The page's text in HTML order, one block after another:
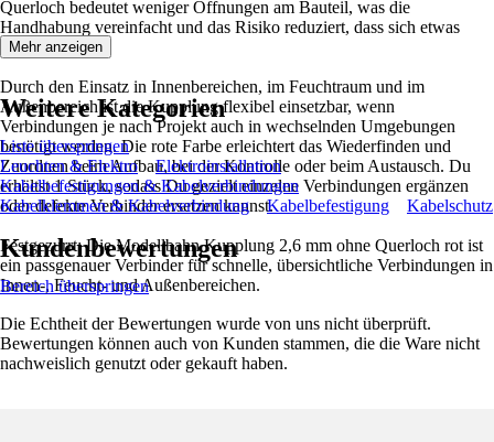
Querloch bedeutet weniger Öffnungen am Bauteil, was die
Handhabung vereinfacht und das Risiko reduziert, dass sich etwas
verhakt.
Durch den Einsatz in Innenbereichen, im Feuchtraum und im
Außenbereich ist die Kupplung flexibel einsetzbar, wenn
Verbindungen je nach Projekt auch in wechselnden Umgebungen
benötigt werden. Die rote Farbe erleichtert das Wiederfinden und
Zuordnen beim Aufbau, bei der Kontrolle oder beim Austausch. Du
erhältst 1 Stück, sodass Du gezielt einzelne Verbindungen ergänzen
oder defekte Verbinder ersetzen kannst.
Festgezurrt: Die Modellbahn Kupplung 2,6 mm ohne Querloch rot ist
ein passgenauer Verbinder für schnelle, übersichtliche Verbindungen in
Innen-, Feucht- und Außenbereichen.
Mehr anzeigen
Weitere Kategorien
Liste überspringen
Leuchten & Elektro
Elektroinstallation
Kabelbefestigungen & Kabelverbindungen
Kabelklemmen & Kabelverbindung
Kabelbefestigung Kabelschutz
Kundenbewertungen
Bereich überspringen
Die Echtheit der Bewertungen wurde von uns nicht überprüft.
Bewertungen können auch von Kunden stammen, die die Ware nicht
nachweislich genutzt oder gekauft haben.